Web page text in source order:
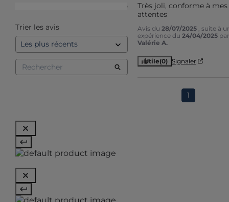
0
Trier les avis
Très joli, conforme à mes
attentes
Avis du 28/07/2025
, suite à
expérience du 24/04/2025 par
Valérie A.
Utile(0) Signaler
1